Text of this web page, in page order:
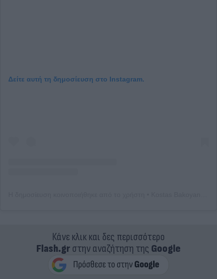
Δείτε αυτή τη δημοσίευση στο Instagram.
Κάνε κλικ και δες περισσότερο
Flash.grστην αναζήτηση της Google